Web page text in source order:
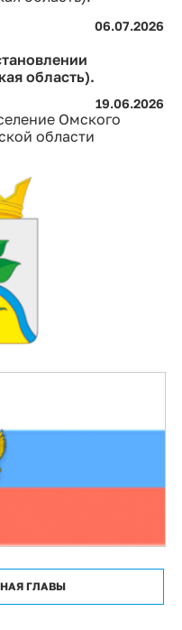
Омского
области
ГЛАВЫ
06.07.2026
область).
19.06.2026